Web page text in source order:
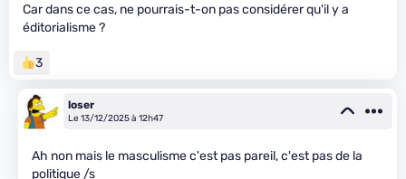
Car dans ce cas, ne pourrais-t-on pas considérer qu'il y a
éditorialisme ?
3
loser
Le 13/12/2025 à 12h47
Ah non mais le masculisme c'est pas pareil, c'est pas de la
politique /s